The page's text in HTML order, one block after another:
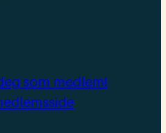
som medlem!